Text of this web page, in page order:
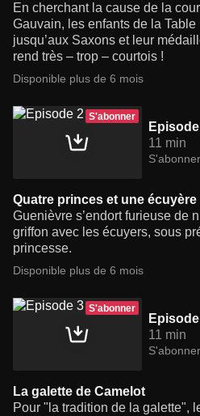
En cherchant la cause de la
Gauvain, les enfants de la
jusqu’aux Saxons et leur
rend très – trop – courtois !
Disponible plus de 6 mois
S'abonner
11 min
S'abonner
Quatre princes et une écuyère
Guenièvre s’endort furieuse de
griffon avec les écuyers, sous
princesse.
Disponible plus de 6 mois
S'abonner
11 min
S'abonner
La galette de Camelot
Pour "la tradition de la galette",